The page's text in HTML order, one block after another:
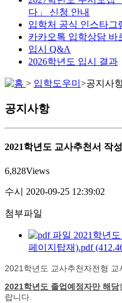
다」 신청 안내
입학처 공식 인스타그
카카오톡 입학상담 바
입시 Q&A
2026학년도 입시 결과
> 입학도우미 >공지사
공지사항
2021학년도 교사추천서 작
6,828Views
수시 2020-09-25 12:39:02
첨부파일
2021학년
페이지탑재).pdf
2021학년도 교사추천자전형
2021학년도 졸업예정자만 해당
랍니다.